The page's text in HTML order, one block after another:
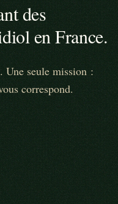
des
en France.
Une seule mission :
correspond.